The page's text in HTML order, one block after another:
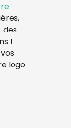
des
!
logo